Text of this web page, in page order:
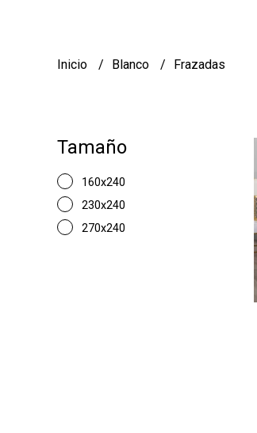
Inicio Blanco Frazadas
Tamaño
160x240
230x240
270x240